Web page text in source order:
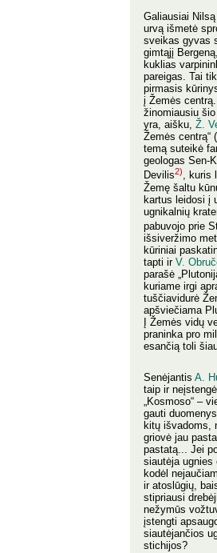
Galiausiai
urvą išmetė
sveikas gyvas
gimtąjį
kuklias
pareigas. Tai
pirmasis
į Žemės
žinomiausiu
yra, aišku, Ž.
Žemės centrą“
temą suteikė
geologas Sen-
Devilis2), kuris
Žemę šaltu
kartus leidosi į
ugnikalnių
pabuvojo prie
išsiveržimo
kūriniai
tapti ir V.
parašė
kuriame irgi
tuščiavidurė
apšviečiama
Į Žemės vidų
praninka pro
esančią toli
Senėjantis A.
taip ir
„Kosmoso“ –
gauti
kitų išvadoms,
griovė jau
pastatą... Jei
siautėja ugnies
kodėl
ir atoslūgių,
stipriausi
nežymūs
įstengti
siautėjančios
stichijos?